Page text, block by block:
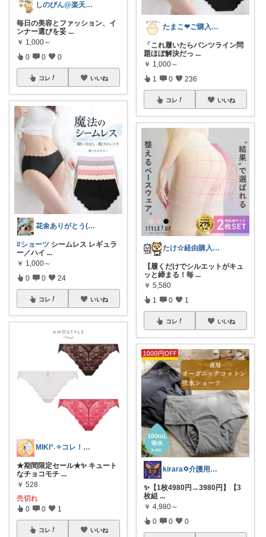
しのびん@楽天Room
毎日の美容とファッション、イ
ンナー選びを妥 ...
￥ 1,000～
0 0 0
コレ いいね
花🌼ありがとう(*･ω･)*_ _)ﾍ
#ショーツ シームレス レギュラ
ー／ハイ ...
￥ 1,000～
0 0 24
コレ いいね
MIKI°˖✧コレ！歓迎✧˖°
★期間限定セール★✨ キュート
なチョコモチ ...
￥ 528
売切れ
0 0 1
コレ いいね
たまこ❤ご購入感謝！
「これ履いたらパンツライン問
題ほぼ解決だっ ...
￥ 1,000～
1 0 236
コレ いいね
たけ☆経由購入感謝します！ありがとう！☆
【履くだけでシルエットがキュ
ッと締まる！毎 ...
￥ 5,580
1 0 1
コレ いいね
kirara✡介護用品🌈
✨️【1枚4980円→3980円】【3
枚組 ...
￥ 4,980～
0 0 0